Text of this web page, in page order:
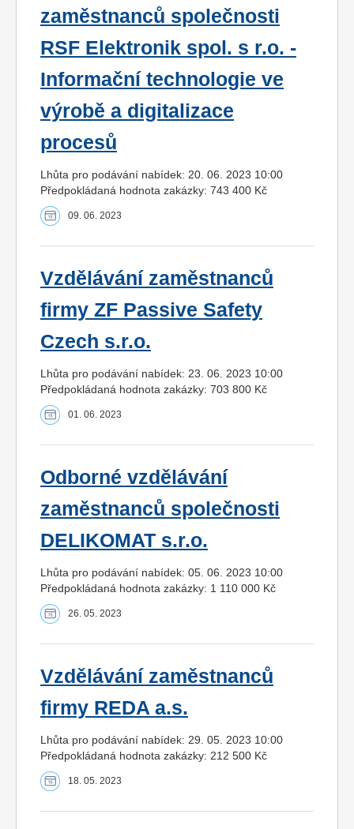
zaměstnanců společnosti
RSF Elektronik spol. s r.o. -
Informační technologie ve
výrobě a digitalizace
procesů
Lhůta pro podávání nabídek: 20. 06. 2023 10:00
Předpokládaná hodnota zakázky: 743 400 Kč
09. 06. 2023
Vzdělávání zaměstnanců
firmy ZF Passive Safety
Czech s.r.o.
Lhůta pro podávání nabídek: 23. 06. 2023 10:00
Předpokládaná hodnota zakázky: 703 800 Kč
01. 06. 2023
Odborné vzdělávání
zaměstnanců společnosti
DELIKOMAT s.r.o.
Lhůta pro podávání nabídek: 05. 06. 2023 10:00
Předpokládaná hodnota zakázky: 1 110 000 Kč
26. 05. 2023
Vzdělávání zaměstnanců
firmy REDA a.s.
Lhůta pro podávání nabídek: 29. 05. 2023 10:00
Předpokládaná hodnota zakázky: 212 500 Kč
18. 05. 2023